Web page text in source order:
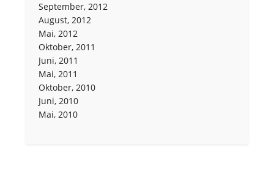
September, 2012
August, 2012
Mai, 2012
Oktober, 2011
Juni, 2011
Mai, 2011
Oktober, 2010
Juni, 2010
Mai, 2010